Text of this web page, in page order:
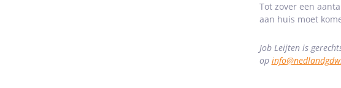
Tot zover een
aan huis moet
Job Leijten is
op